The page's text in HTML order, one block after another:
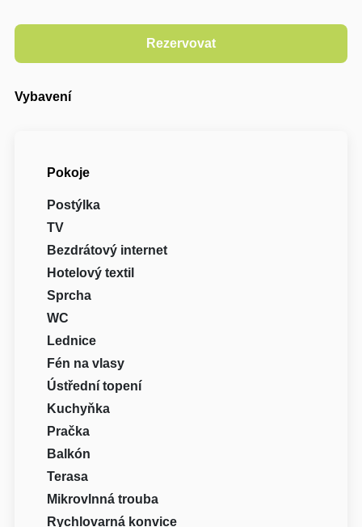
Vybavení
Pokoje
Postýlka
TV
Bezdrátový internet
Hotelový textil
Sprcha
WC
Lednice
Fén na vlasy
Ústřední topení
Kuchyňka
Pračka
Balkón
Terasa
Mikrovlnná trouba
Rychlovarná konvice